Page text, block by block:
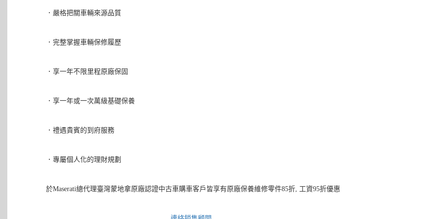
．嚴格把關車輛來源品質
．完整掌握車輛保修履歷
．享一年不限里程原廠保固
．享一年或一次萬級基礎保養
．禮遇貴賓的到府服務
．專屬個人化的理財規劃
於Maserati總代理臺灣蒙地拿原廠認證中古車購車客戶皆享有原廠保養維修零件85折, 工資95折優惠